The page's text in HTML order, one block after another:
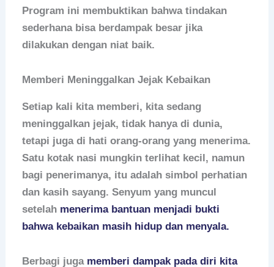
Program ini membuktikan bahwa tindakan
sederhana bisa berdampak besar jika
dilakukan dengan niat baik.
Memberi Meninggalkan Jejak Kebaikan
Setiap kali kita memberi, kita sedang
meninggalkan jejak, tidak hanya di dunia,
tetapi juga di hati orang-orang yang menerima.
Satu kotak nasi mungkin terlihat kecil, namun
bagi penerimanya, itu adalah simbol perhatian
dan kasih sayang. Senyum yang muncul
setelah menerima bantuan menjadi bukti
bahwa kebaikan masih hidup dan menyala.
Berbagi juga memberi dampak pada diri kita